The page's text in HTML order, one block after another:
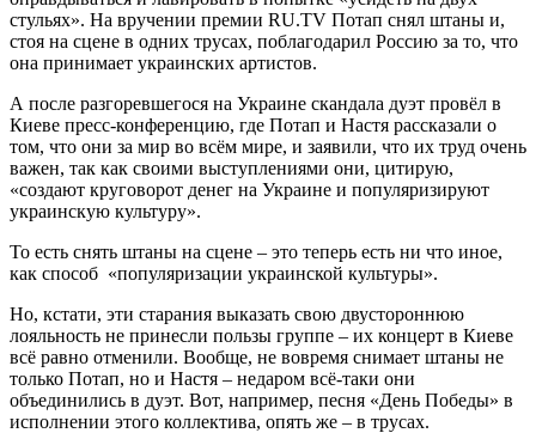
стульях». На вручении премии RU.TV Потап снял штаны и,
стоя на сцене в одних трусах, поблагодарил Россию за то, что
она принимает украинских артистов.
А после разгоревшегося на Украине скандала дуэт провёл в
Киеве пресс-конференцию, где Потап и Настя рассказали о
том, что они за мир во всём мире, и заявили, что их труд очень
важен, так как своими выступлениями они, цитирую,
«создают круговорот денег на Украине и популяризируют
украинскую культуру».
То есть снять штаны на сцене – это теперь есть ни что иное,
как способ «популяризации украинской культуры».
Но, кстати, эти старания выказать свою двустороннюю
лояльность не принесли пользы группе – их концерт в Киеве
всё равно отменили. Вообще, не вовремя снимает штаны не
только Потап, но и Настя – недаром всё-таки они
объединились в дуэт. Вот, например, песня «День Победы» в
исполнении этого коллектива, опять же – в трусах.